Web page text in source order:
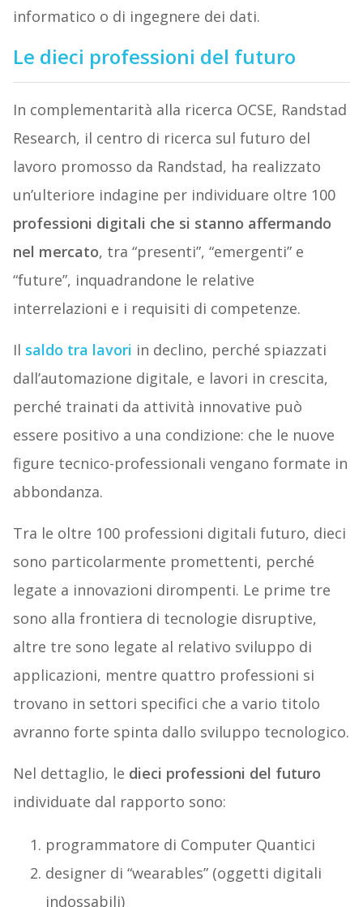
informatico o di ingegnere dei dati.
Le dieci professioni del futuro
In complementarità alla ricerca OCSE, Randstad
Research, il centro di ricerca sul futuro del
lavoro promosso da Randstad, ha realizzato
un’ulteriore indagine per individuare oltre 100
professioni digitali che si stanno affermando
nel mercato, tra “presenti”, “emergenti” e
“future”, inquadrandone le relative
interrelazioni e i requisiti di competenze.
Il saldo tra lavori in declino, perché spiazzati
dall’automazione digitale, e lavori in crescita,
perché trainati da attività innovative può
essere positivo a una condizione: che le nuove
figure tecnico-professionali vengano formate in
abbondanza.
Tra le oltre 100 professioni digitali futuro, dieci
sono particolarmente promettenti, perché
legate a innovazioni dirompenti. Le prime tre
sono alla frontiera di tecnologie disruptive,
altre tre sono legate al relativo sviluppo di
applicazioni, mentre quattro professioni si
trovano in settori specifici che a vario titolo
avranno forte spinta dallo sviluppo tecnologico.
Nel dettaglio, le dieci professioni del futuro
individuate dal rapporto sono:
programmatore di Computer Quantici
designer di “wearables” (oggetti digitali
indossabili)